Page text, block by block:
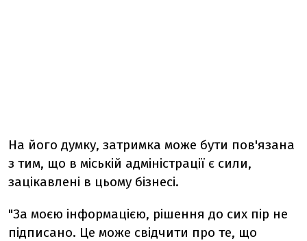
На його думку, затримка може бути пов'язана
з тим, що в міській адміністрації є сили,
зацікавлені в цьому бізнесі.
"За моєю інформацією, рішення до сих пір не
підписано. Це може свідчити про те, що